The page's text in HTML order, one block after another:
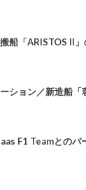
船「ARISTOS II
ション／新造船「
F1 Teamとのパ